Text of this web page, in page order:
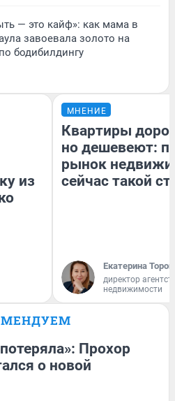
— это кайф»: как мама в
завоевала золото на
бодибилдингу
из
МНЕНИЕ
Квартиры
но дешевеют:
рынок
сейчас такой
Екатерина
директор
недвижимости
Прохор
о новой